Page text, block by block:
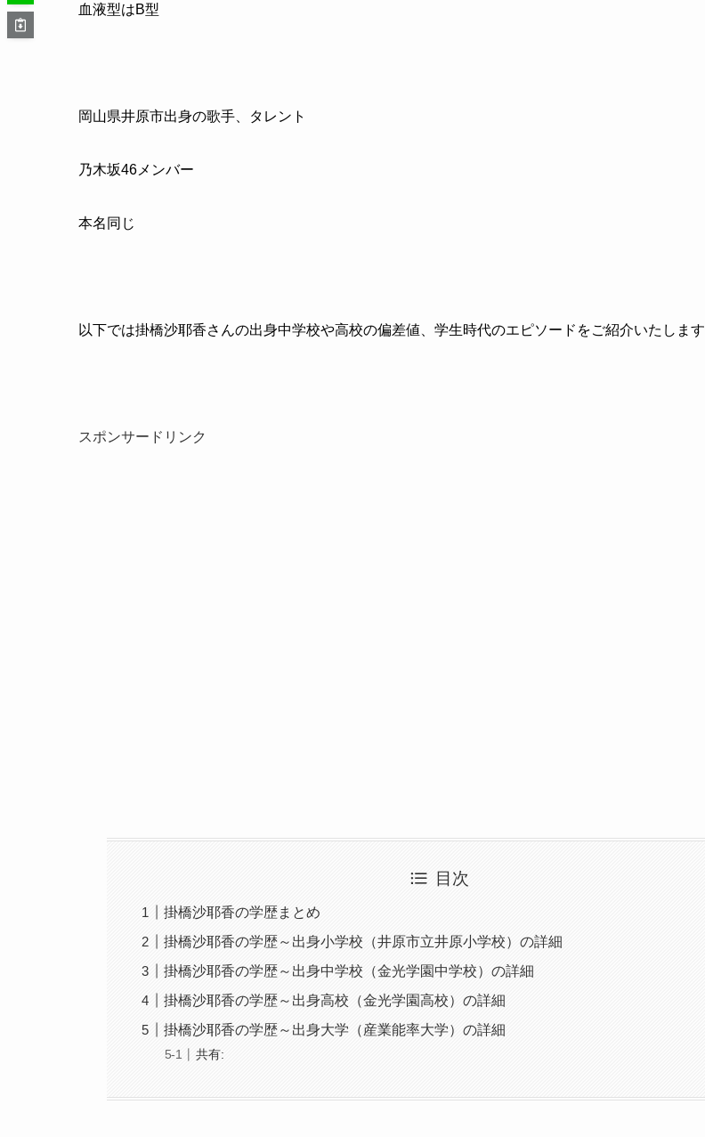
血液型はB型
岡山県井原市出身の歌手、タレント
乃木坂46 メンバー
本名同じ
以下では掛橋沙耶香さんの出身中学校や高校の偏差値、学生時代のエピソードをご紹介いたします
スポンサードリンク
目次
掛橋沙耶香の学歴まとめ
掛橋沙耶香の学歴～出身小学校（井原市立井原小学校）の詳細
掛橋沙耶香の学歴～出身中学校（金光学園中学校）の詳細
掛橋沙耶香の学歴～出身高校（金光学園高校）の詳細
掛橋沙耶香の学歴～出身大学（産業能率大学）の詳細
共有: